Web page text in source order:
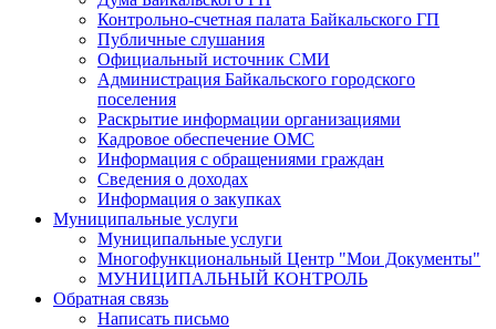
Контрольно-счетная палата Байкальского ГП
Публичные слушания
Официальный источник СМИ
Администрация Байкальского городского
поселения
Раскрытие информации организациями
Кадровое обеспечение ОМС
Информация с обращениями граждан
Сведения о доходах
Информация о закупках
Муниципальные услуги
Муниципальные услуги
Многофункциональный Центр "Мои Документы"
МУНИЦИПАЛЬНЫЙ КОНТРОЛЬ
Обратная связь
Написать письмо